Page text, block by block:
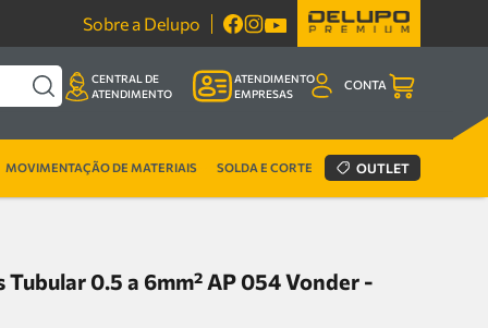
Sobre a Delupo
CENTRAL DE
ATENDIMENTO
ATENDIMENTO
EMPRESAS
CONTA
MOVIMENTAÇÃO DE MATERIAIS SOLDA E CORTE OUTLET
0.5 a 6mm² AP 054 Vonder -